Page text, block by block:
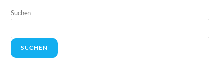
Suchen
SUCHEN